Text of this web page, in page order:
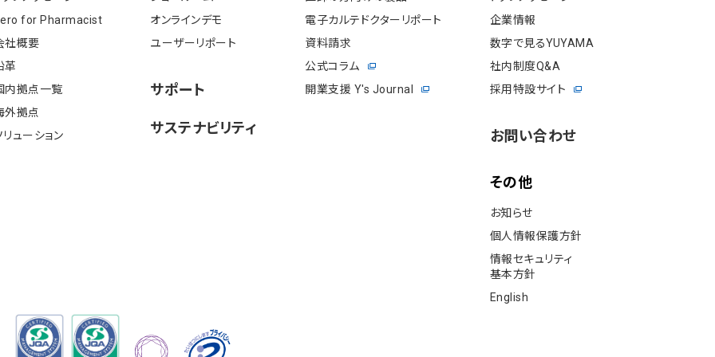
for Pharmacist
社概要
⾰
内拠点一覧
外拠点
リューション
オンラインデモ
ユーザーリポート
サポート
サステナビリティ
電⼦カルテドクターリポート
資料請求
公式コラム
開業⽀援 Y's Journal
企業情報
数字で見るYUYAMA
社内制度Q&A
採用特設サイト
お問い合わせ
その他
お知らせ
個⼈情報保護⽅針
情報セキュリティ
基本⽅針
English